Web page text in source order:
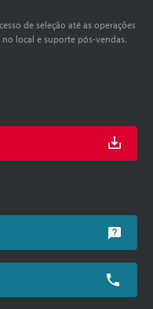
de seleção até as operações
local e suporte pós-vendas.